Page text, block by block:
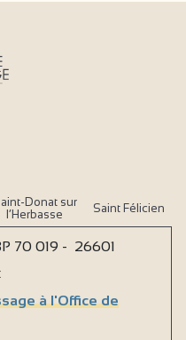
Donat sur
l’Herbasse
Saint Félicien
70 019 - 26601
à l'Office de